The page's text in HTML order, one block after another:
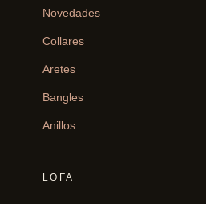
Novedades
Collares
Aretes
Bangles
Anillos
LOFA